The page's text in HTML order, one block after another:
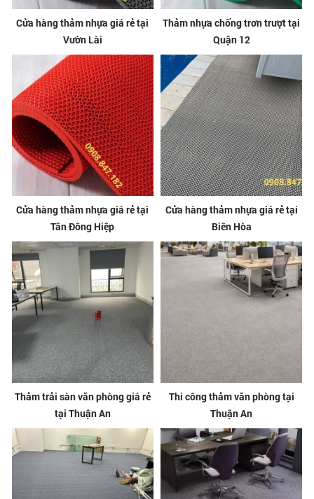
Cửa hàng thảm nhựa giá rẻ tại
Vườn Lài
Thảm nhựa chống trơn trượt tại
Quận 12
Cửa hàng thảm nhựa giá rẻ tại
Tân Đông Hiệp
Cửa hàng thảm nhựa giá rẻ tại
Biên Hòa
Thảm trải sàn văn phòng giá rẻ
tại Thuận An
Thi công thảm văn phòng tại
Thuận An